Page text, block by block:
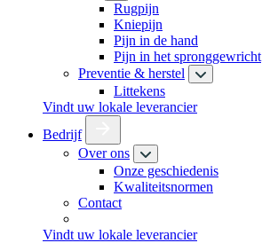
Rugpijn
Kniepijn
Pijn in de hand
Pijn in het spronggewricht
Preventie & herstel
Littekens
Vindt uw lokale leverancier
Bedrijf
Over ons
Onze geschiedenis
Kwaliteitsnormen
Contact
Vindt uw lokale leverancier